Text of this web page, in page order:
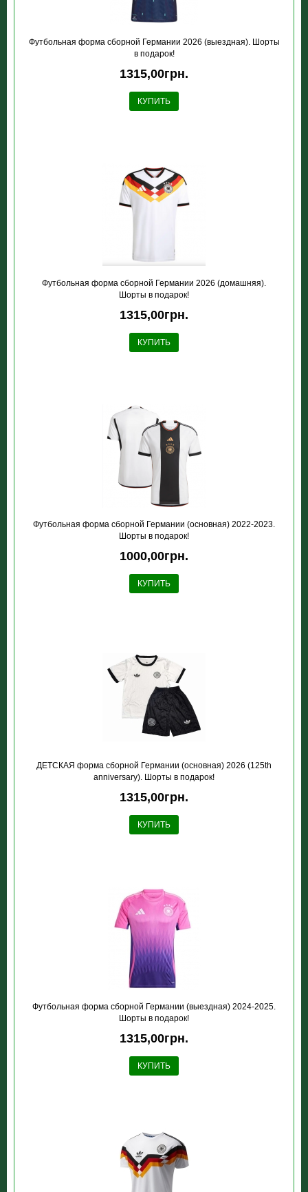
Футбольная форма сборной Германии 2026 (выездная). Шорты
в подарок!
1315,00грн.
КУПИТЬ
Футбольная форма сборной Германии 2026 (домашняя).
Шорты в подарок!
1315,00грн.
КУПИТЬ
Футбольная форма сборной Германии (основная) 2022-2023.
Шорты в подарок!
1000,00грн.
КУПИТЬ
ДЕТСКАЯ форма сборной Германии (основная) 2026 (125th
anniversary). Шорты в подарок!
1315,00грн.
КУПИТЬ
Футбольная форма сборной Германии (выездная) 2024-2025.
Шорты в подарок!
1315,00грн.
КУПИТЬ